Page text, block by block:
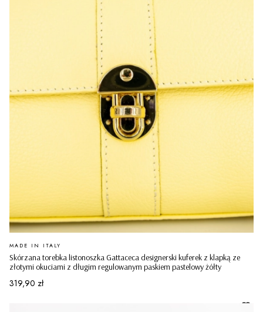
Skórzana torebka listonoszka Gattaceca designerski kuferek z klapką ze
złotymi okuciami z długim regulowanym paskiem pastelowy żółty
PRODUCENT
MADE IN ITALY
Cena
319,90 zł